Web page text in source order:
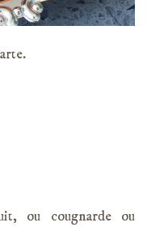
ou cougnarde ou